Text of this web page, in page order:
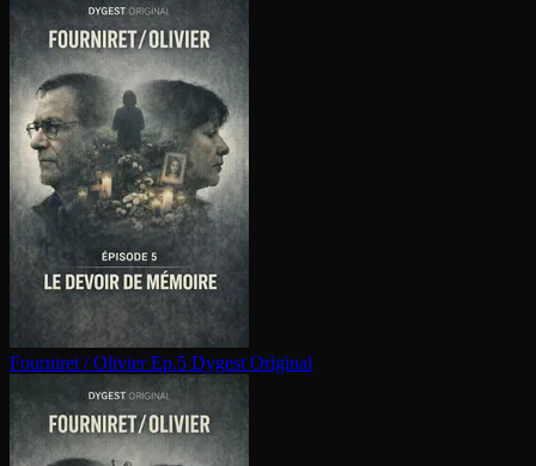
Fourniret / Olivier Ep.5 Dygest Original